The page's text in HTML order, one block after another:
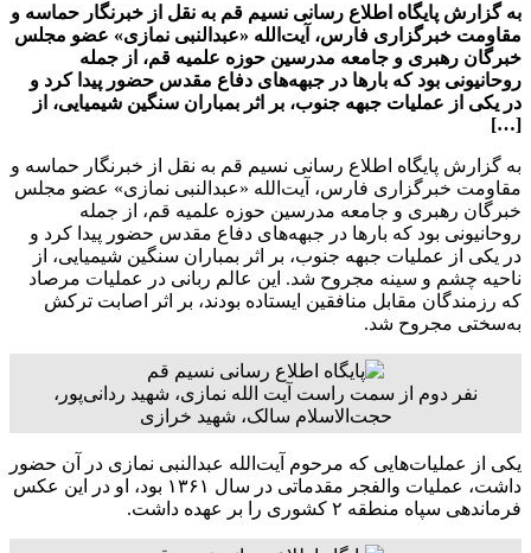
به گزارش پایگاه اطلاع رسانی نسیم قم به نقل از خبرنگار حماسه و
مقاومت خبرگزاری فارس، آیت‌الله «عبدالنبی نمازی» عضو مجلس
خبرگان رهبری و جامعه مدرسین حوزه علمیه قم، از جمله
روحانیونی بود که بارها در جبهه‌های‌ دفاع‌ مقدس‌ حضور پیدا کرد و
در یکی‌ از عملیات‌ جبهه‌ جنوب‌، بر اثر بمباران‌ سنگین‌ شیمیایی‌، از
[…]
به گزارش پایگاه اطلاع رسانی نسیم قم به نقل از خبرنگار حماسه و
مقاومت خبرگزاری فارس، آیت‌الله «عبدالنبی نمازی» عضو مجلس
خبرگان رهبری و جامعه مدرسین حوزه علمیه قم، از جمله
روحانیونی بود که بارها در جبهه‌های‌ دفاع‌ مقدس‌ حضور پیدا کرد و
در یکی‌ از عملیات‌ جبهه‌ جنوب‌، بر اثر بمباران‌ سنگین‌ شیمیایی‌، از
ناحیه‌ چشم‌ و سینه‌ مجروح‌ شد. این عالم ربانی در عملیات‌ مرصاد
که رزمندگان مقابل منافقین ایستاده بودند، بر اثر اصابت‌ ترکش‌
به‌سختی‌ مجروح‌ شد.
نفر دوم از سمت راست آیت الله نمازی، شهید ردانی‌پور،
حجت‌الاسلام سالک، شهید خرازی
یکی از عملیات‌هایی که مرحوم آیت‌الله عبدالنبی نمازی در آن حضور
داشت، عملیات والفجر مقدماتی در سال ۱۳۶۱ بود، او در این عکس
فرماندهی‌ سپاه‌ منطقه‌ ۲ کشوری‌ را بر عهده داشت.